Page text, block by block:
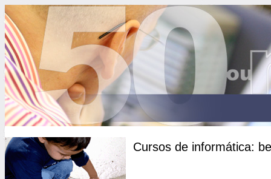
Cursos de informática: